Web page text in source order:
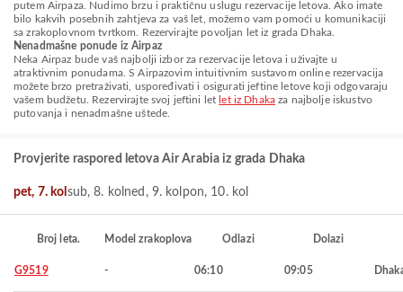
putem Airpaza. Nudimo brzu i praktičnu uslugu rezervacije letova. Ako imate
bilo kakvih posebnih zahtjeva za vaš let, možemo vam pomoći u komunikaciji
sa zrakoplovnom tvrtkom. Rezervirajte povoljan let iz grada Dhaka.
Nenadmašne ponude iz Airpaz
Neka Airpaz bude vaš najbolji izbor za rezervacije letova i uživajte u
atraktivnim ponudama. S Airpazovim intuitivnim sustavom online rezervacija
možete brzo pretraživati, uspoređivati i osigurati jeftine letove koji odgovaraju
vašem budžetu. Rezervirajte svoj jeftini let let iz Dhaka za najbolje iskustvo
putovanja i nenadmašne uštede.
Provjerite raspored letova Air Arabia iz grada Dhaka
pet, 7. kol sub, 8. kol ned, 9. kol pon, 10. kol
Broj leta. Model zrakoplova Odlazi Dolazi
G9519 - 06:10 09:05